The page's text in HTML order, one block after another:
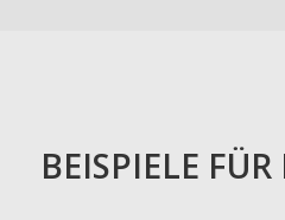
BEISPIELE